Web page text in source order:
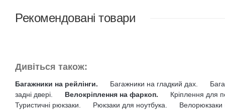
Рекомендовані товари
Дивіться також:
Багажники на рейлінги. Багажники на гладкий дах.
задні двері.
Велокріплення на фаркоп.
Кріплення для
Туристичні рюкзаки.
Рюкзаки для ноутбука. Велорюкзаки